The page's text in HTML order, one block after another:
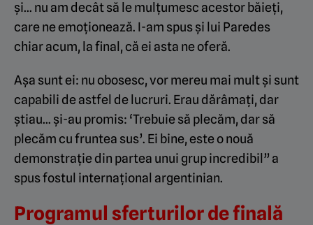
și… nu am decât să le mulțumesc acestor băieți,
care ne emoționează. I-am spus și lui Paredes
chiar acum, la final, că ei asta ne oferă.
Așa sunt ei: nu obosesc, vor mereu mai mult și sunt
capabili de astfel de lucruri. Erau dărâmați, dar
știau… și-au promis: ‘Trebuie să plecăm, dar să
plecăm cu fruntea sus’. Ei bine, este o nouă
demonstrație din partea unui grup incredibil” a
spus fostul internațional argentinian.
Programul sferturilor de finală